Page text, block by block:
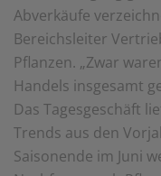
einem erneuten
Verfügung stellen.
Marketing
Wir verwenden
Inhalte anzuzeigen,
können wir Ihnen
die genau auf Ihr
zugeschnitten sind.
Abverkäufe
Bereichsleiter
Pflanzen. „Zwar
Handels insgesamt
Das Tagesgeschäft
Trends aus den
Saisonende im Juni